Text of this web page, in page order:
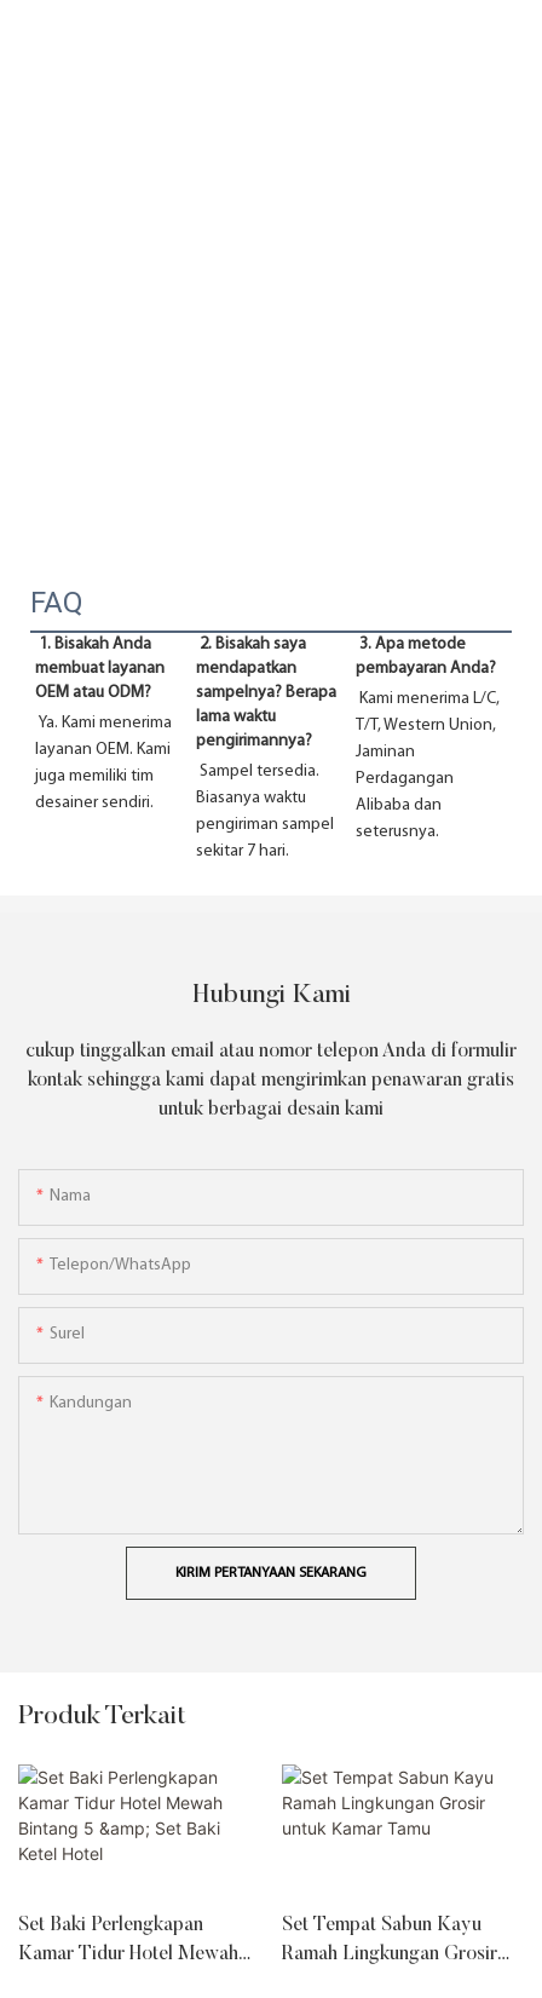
FAQ
1. Bisakah Anda
membuat layanan
OEM atau ODM?
Ya. Kami menerima
layanan OEM. Kami
juga memiliki tim
desainer sendiri.
mendapatkan
sampelnya? Berapa
lama waktu
pengirimannya?
Biasanya waktu
pengiriman sampel
sekitar 7 hari.
3. Apa metode
pembayaran Anda?
Kami menerima L/C,
T/T, Western Union,
Jaminan
Perdagangan
Alibaba dan
seterusnya.
Hubungi Kami
cukup tinggalkan email atau nomor telepon Anda di formulir
kontak sehingga kami dapat mengirimkan penawaran gratis
untuk berbagai desain kami
Nama
Telepon/WhatsApp
Surel
Kandungan
KIRIM PERTANYAAN SEKARANG
Produk Terkait
Set Baki Perlengkapan
Kamar Tidur Hotel Mewah
Set Tempat Sabun Kayu
Ramah Lingkungan Grosir